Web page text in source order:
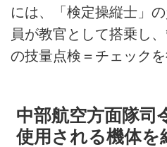
には、「検定操縦士」
員が教官として搭乗し
の技量点検＝チェックを
中部航空方面隊司
使用される機体を